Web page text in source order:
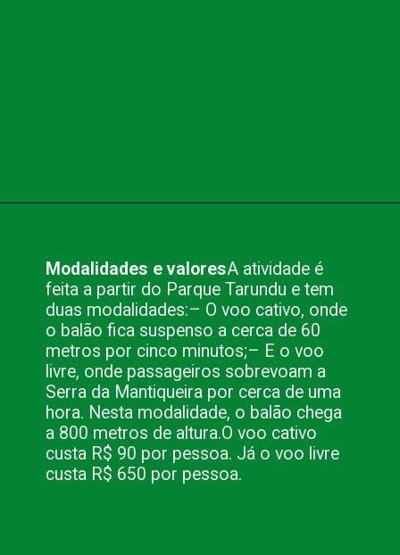
Modalidades e valoresA atividade é
feita a partir do Parque Tarundu e tem
duas modalidades:– O voo cativo, onde
o balão fica suspenso a cerca de 60
metros por cinco minutos;– E o voo
livre, onde passageiros sobrevoam a
Serra da Mantiqueira por cerca de uma
hora. Nesta modalidade, o balão chega
a 800 metros de altura.O voo cativo
custa R$ 90 por pessoa. Já o voo livre
custa R$ 650 por pessoa.